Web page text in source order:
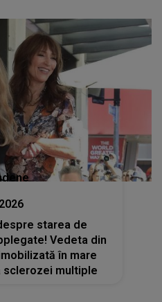
starea de
Vedeta din
în mare
sclerozei multiple